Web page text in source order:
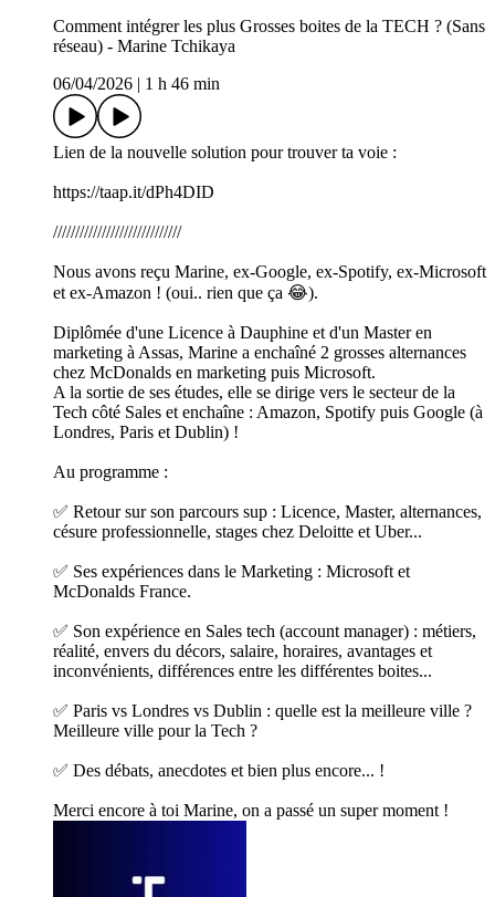
Comment intégrer les plus Grosses boites de la TECH ? (Sans
réseau) - Marine Tchikaya
06/04/2026
1 h 46 min
Lien de la nouvelle solution pour trouver ta voie :
https://taap.it/dPh4DID
/////////////////////////////
Nous avons reçu Marine, ex-Google, ex-Spotify, ex-Microsoft
et ex-Amazon ! (oui.. rien que ça 😂).
Diplômée d'une Licence à Dauphine et d'un Master en
marketing à Assas, Marine a enchaîné 2 grosses alternances
chez McDonalds en marketing puis Microsoft.
A la sortie de ses études, elle se dirige vers le secteur de la
Tech côté Sales et enchaîne : Amazon, Spotify puis Google (à
Londres, Paris et Dublin) !
Au programme :
✅ Retour sur son parcours sup : Licence, Master, alternances,
césure professionnelle, stages chez Deloitte et Uber...
✅ Ses expériences dans le Marketing : Microsoft et
McDonalds France.
✅ Son expérience en Sales tech (account manager) : métiers,
réalité, envers du décors, salaire, horaires, avantages et
inconvénients, différences entre les différentes boites...
✅ Paris vs Londres vs Dublin : quelle est la meilleure ville ?
Meilleure ville pour la Tech ?
✅ Des débats, anecdotes et bien plus encore... !
Merci encore à toi Marine, on a passé un super moment !